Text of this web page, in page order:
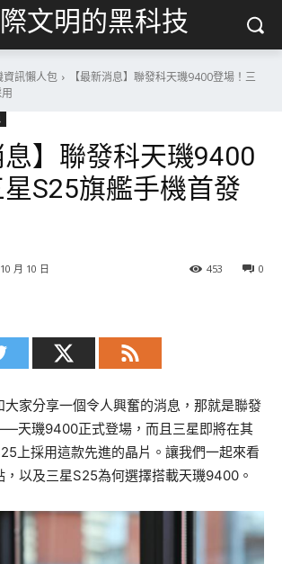
文明的黑科技
資訊懶人包
【最新消息】聯發科天璣9400登場！三
息】聯發科天璣9400
S25旗艦手機首發
月 10 日 0
453
大家分享一個令人興奮的消息，那就是聯發
天璣9400正式登場，而且三星即將在其
上採用這款先進的晶片。讓我們一起來看
，以及三星S25為何選擇搭載天璣9400。